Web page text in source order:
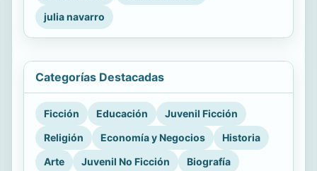
julia navarro
Categorías Destacadas
Ficción Educación
Juvenil Ficción
Religión
Economía y Negocios
Historia
Arte
Juvenil No Ficción Biografía